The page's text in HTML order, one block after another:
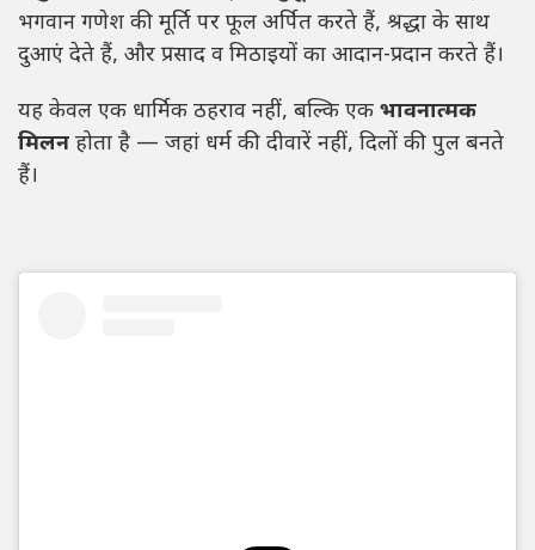
भगवान गणेश की मूर्ति पर फूल अर्पित करते हैं, श्रद्धा के साथ
दुआएं देते हैं, और प्रसाद व मिठाइयों का आदान-प्रदान करते हैं।
यह केवल एक धार्मिक ठहराव नहीं, बल्कि एक भावनात्मक
मिलन होता है — जहां धर्म की दीवारें नहीं, दिलों की पुल बनते
हैं।